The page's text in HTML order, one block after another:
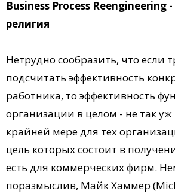
Business Process Reengineering
религия
Нетрудно сообразить, что если
подсчитать эффективность
работника, то эффективность
организации в целом - не так
крайней мере для тех
цель которых состоит в
есть для коммерческих фирм.
поразмыслив, Майк Хаммер